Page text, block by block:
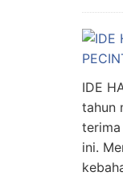
IDE
tahun
ini.